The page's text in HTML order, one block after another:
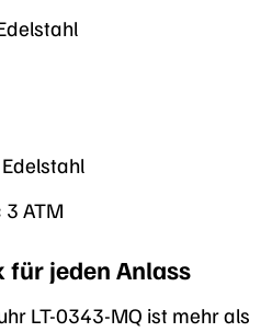
Edelstahl
3 ATM
für jeden Anlass
LT-0343-MQ ist mehr als